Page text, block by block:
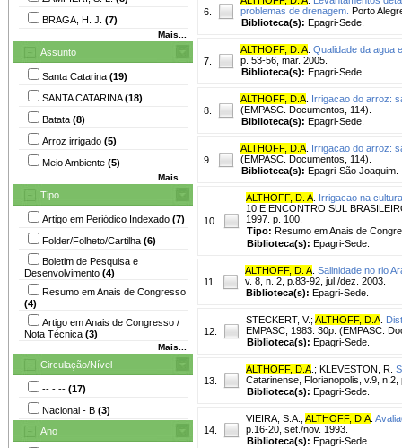
BRAGA, H. J. (7)
Mais...
Assunto
Santa Catarina (19)
SANTA CATARINA(18)
Batata (8)
Arroz irrigado (5)
Meio Ambiente (5)
Mais...
Tipo
Artigo em Periódico Indexado (7)
Folder/Folheto/Cartilha (6)
Boletim de Pesquisa e
Desenvolvimento (4)
Resumo em Anais de Congresso
(4)
Artigo em Anais de Congresso /
Nota Técnica (3)
Mais...
Circulação/Nível
-- - -- (17)
Nacional - B (3)
Ano
6.
problemas de drenagem. Porto
Biblioteca(s): Epagri-Sede.
7.
ALTHOFF, D. A Qualidade da agua
p. 53-56, mar. 2005.
Biblioteca(s): Epagri-Sede.
8.
ALTHOFF, D.A Irrigacao do arroz:
(EMPASC. Documentos, 114).
Biblioteca(s): Epagri-Sede.
9.
ALTHOFF, D.A Irrigacao do arroz:
(EMPASC. Documentos, 114).
Biblioteca(s): Epagri-São Joaquim.
10.
ALTHOFF, D. A Irrigacao na
10 E ENCONTRO SUL
1997. p. 100.
Tipo: Resumo em Anais de
Biblioteca(s): Epagri-Sede.
11.
ALTHOFF, D. A Salinidade no rio
v. 8, n. 2, p.83-92, jul./dez. 2003.
Biblioteca(s): Epagri-Sede.
12.
STECKERT, V.; ALTHOFF, D.A
EMPASC, 1983. 30p. (EMPASC.
Biblioteca(s): Epagri-Sede.
13.
ALTHOFF, D.A ; KLEVESTON, R.
Catarinense, Florianopolis, v.9,
Biblioteca(s): Epagri-Sede.
14.
VIEIRA, S.A. ; ALTHOFF, D.A
p.16-20, set./nov. 1993.
Biblioteca(s): Epagri-Sede.